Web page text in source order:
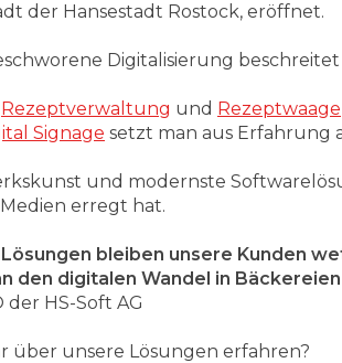
der Hansestadt Rostock, eröffnet.
Digitalisierung
Rezeptverwaltung und Rezeptwaage
Signage setzt man aus Erfahrung
und modernste
erregt hat.
bleiben unsere Kunden
den digitalen Wandel in
der HS-Soft AG
über unsere Lösungen erfahren?